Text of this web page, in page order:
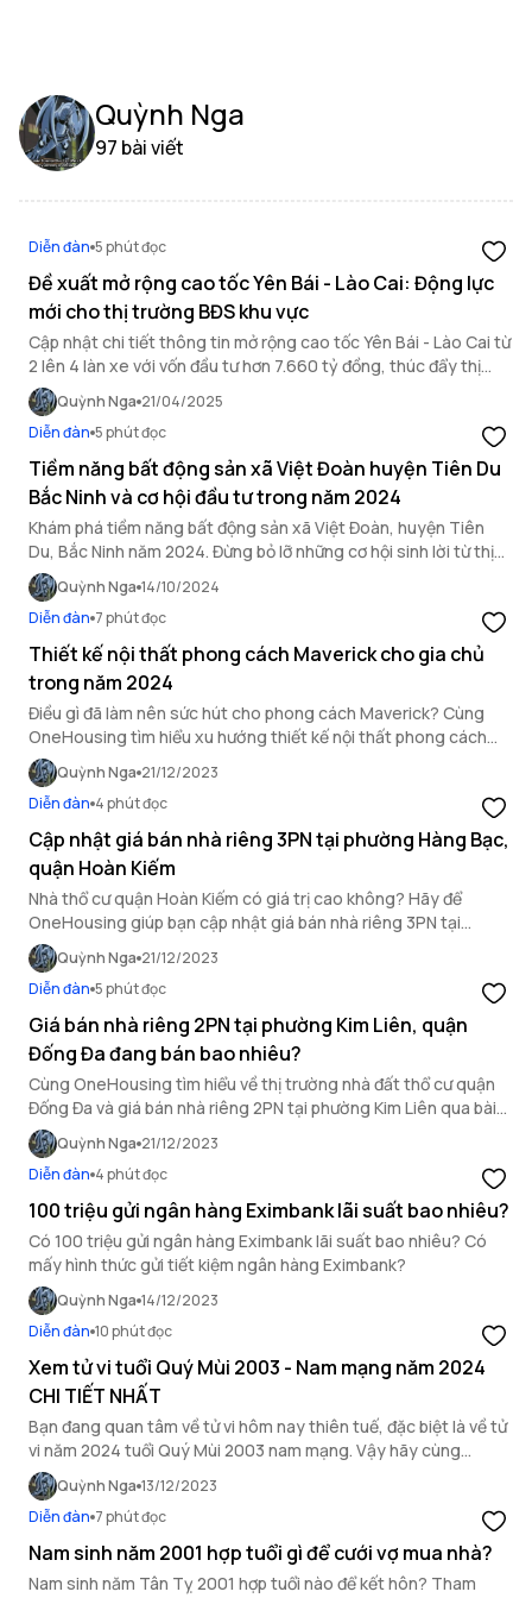
Quỳnh Nga
97 bài viết
Diễn đàn 5 phút đọc
Đề xuất mở rộng cao tốc Yên Bái - Lào Cai: Động lực
mới cho thị trường BĐS khu vực
Cập nhật chi tiết thông tin mở rộng cao tốc Yên Bái - Lào Cai từ
2 lên 4 làn xe với vốn đầu tư hơn 7.660 tỷ đồng, thúc đẩy thị
trường bất động sản khu vực.
Quỳnh Nga 21/04/2025
Diễn đàn 5 phút đọc
Tiềm năng bất động sản xã Việt Đoàn huyện Tiên Du
Bắc Ninh và cơ hội đầu tư trong năm 2024
Khám phá tiềm năng bất động sản xã Việt Đoàn, huyện Tiên
Du, Bắc Ninh năm 2024. Đừng bỏ lỡ những cơ hội sinh lời từ thị
trường bất động sản huyện Tiên Du!
Quỳnh Nga 14/10/2024
Diễn đàn 7 phút đọc
Thiết kế nội thất phong cách Maverick cho gia chủ
trong năm 2024
Điều gì đã làm nên sức hút cho phong cách Maverick? Cùng
OneHousing tìm hiểu xu hướng thiết kế nội thất phong cách
Maverick qua bài viết sau.
Quỳnh Nga 21/12/2023
Diễn đàn 4 phút đọc
Cập nhật giá bán nhà riêng 3PN tại phường Hàng Bạc,
quận Hoàn Kiếm
Nhà thổ cư quận Hoàn Kiếm có giá trị cao không? Hãy để
OneHousing giúp bạn cập nhật giá bán nhà riêng 3PN tại
phường Hàng Bạc, quận Hoàn Kiếm.
Quỳnh Nga 21/12/2023
Diễn đàn 5 phút đọc
Giá bán nhà riêng 2PN tại phường Kim Liên, quận
Đống Đa đang bán bao nhiêu?
Cùng OneHousing tìm hiểu về thị trường nhà đất thổ cư quận
Đống Đa và giá bán nhà riêng 2PN tại phường Kim Liên qua bài
viết sau đây.
Quỳnh Nga 21/12/2023
Diễn đàn 4 phút đọc
100 triệu gửi ngân hàng Eximbank lãi suất bao nhiêu?
Có 100 triệu gửi ngân hàng Eximbank lãi suất bao nhiêu? Có
mấy hình thức gửi tiết kiệm ngân hàng Eximbank?
Quỳnh Nga 14/12/2023
Diễn đàn 10 phút đọc
Xem tử vi tuổi Quý Mùi 2003 - Nam mạng năm 2024
CHI TIẾT NHẤT
Bạn đang quan tâm về tử vi hôm nay thiên tuế, đặc biệt là về tử
vi năm 2024 tuổi Quý Mùi 2003 nam mạng. Vậy hãy cùng
OneHousing tìm hiểu trong bài viết sau đây.
Quỳnh Nga 13/12/2023
Diễn đàn 7 phút đọc
Nam sinh năm 2001 hợp tuổi gì để cưới vợ mua nhà?
Nam sinh năm Tân Tỵ 2001 hợp tuổi nào để kết hôn? Tham